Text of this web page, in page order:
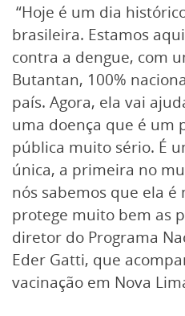
“Hoje é um dia
brasileira. Estamos
contra a dengue, com
Butantan, 100%
país. Agora, ela vai
uma doença que é um
pública muito sério. É
única, a primeira no
nós sabemos que ela é
protege muito bem as
diretor do Programa
Eder Gatti, que
vacinação em Nova